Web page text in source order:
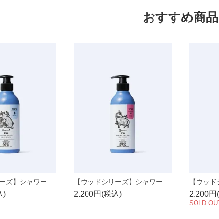
おすすめ商品
) 2,200円(税込) 2,200円
SOLD